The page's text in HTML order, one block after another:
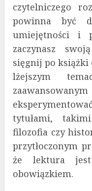
czytelniczego
powinna być
umiejętności i
zaczynasz
sięgnij po książki
lżejszym
tytułami,
filozofia czy
przytłoczonym
że lektura
obowiązkiem.